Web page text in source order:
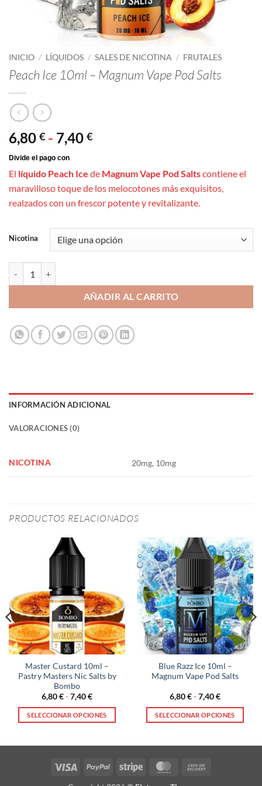
INICIO / LÍQUIDOS / SALES DE NICOTINA / FRUTALES
Peach Ice 10ml – Magnum Vape Pod Salts
6,80 € - 7,40 €Rango
desde
6,80 €
hasta
El líquido Peach Ice de Magnum Vape Pod Saltscontiene el
maravilloso toque de los melocotones más exquisitos,
realzados con un frescor potente y revitalizante.
Nicotina
AÑADIR AL CARRITO
INFORMACIÓN ADICIONAL
VALORACIONES (0)
NICOTINA 20mg, 10mg
PRODUCTOS RELACIONADOS
Master Custard 10ml –
Pastry Masters Nic Salts by
Bombo
6,80€-7,40€Rango
precios:
desde
SELECCIONAR OPCIONES
múltiples
Blue Razz Ice 10ml –
Magnum Vape Pod Salts
6,80€-7,40€Rango
precios:
desde
SELECCIONAR OPCIONES
múltiples
Visa PayPal Stripe MasterCard